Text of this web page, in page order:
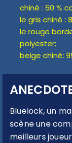
chiné : 50 %
le gris chiné :
le rouge
polyester;
beige chiné:
Bluelock, un
scène une
meilleurs